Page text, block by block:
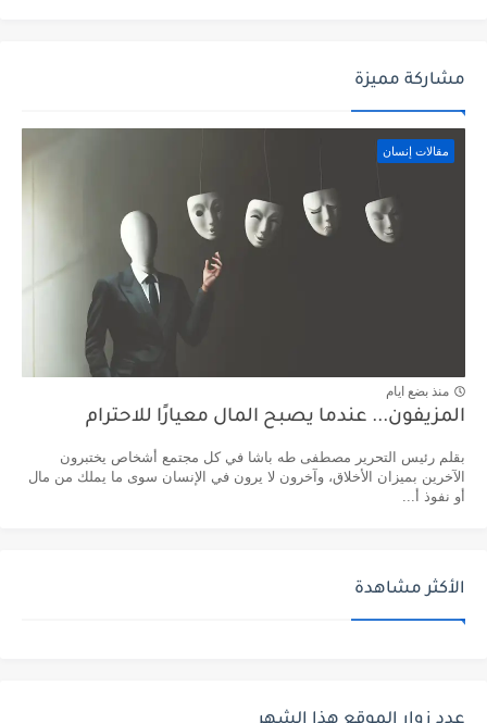
مشاركة مميزة
مقالات إنسان
منذ بضع ايام
المزيفون... عندما يصبح المال معيارًا للاحترام
بقلم رئيس التحرير مصطفى طه باشا في كل مجتمع أشخاص يختبرون
الآخرين بميزان الأخلاق، وآخرون لا يرون في الإنسان سوى ما يملك من مال
أو نفوذ أ...
الأكثر مشاهدة